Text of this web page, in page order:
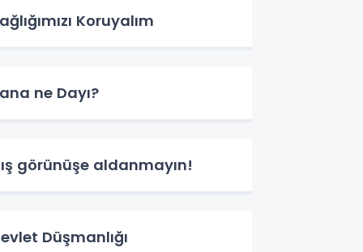
Koruyalım
ne Dayı?
görünüşe aldanmayın!
Düşmanlığı